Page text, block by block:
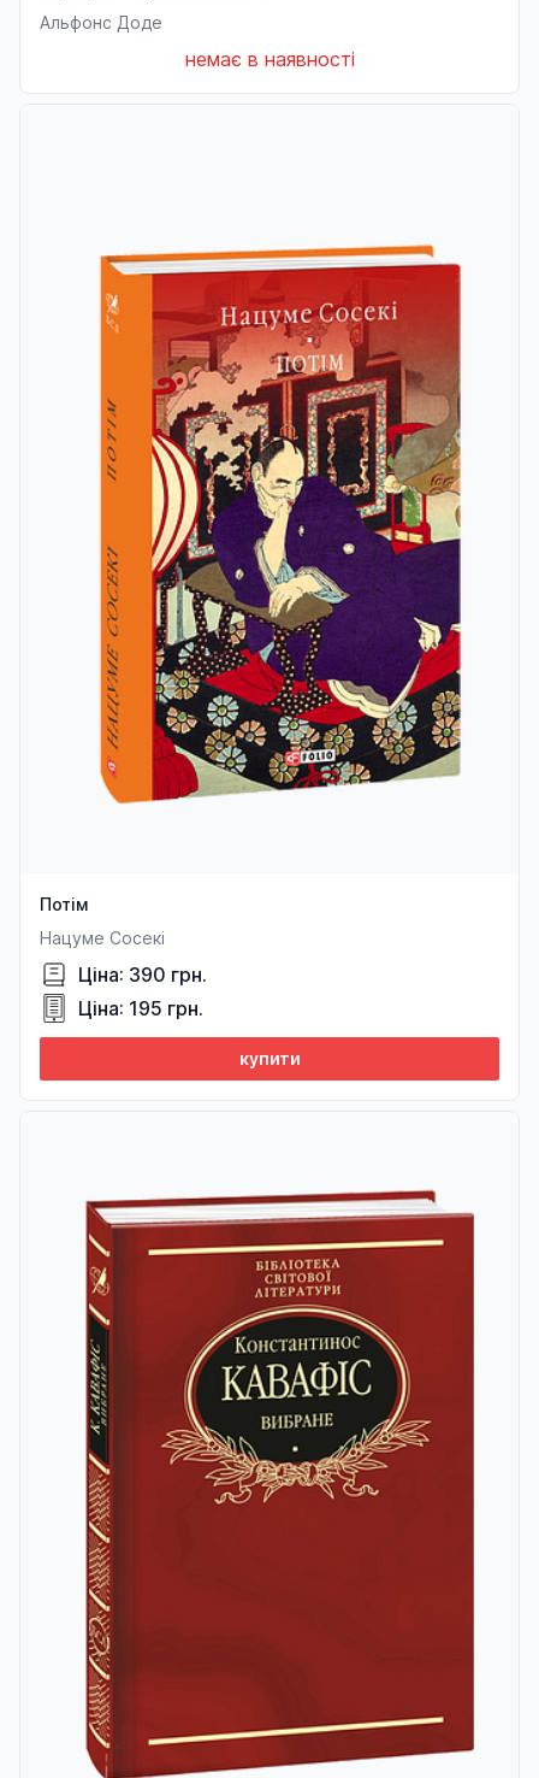
Альфонс Доде
немає в наявності
Потім
Нацуме Сосекі
Ціна: 390 грн.
Ціна: 195 грн.
купити